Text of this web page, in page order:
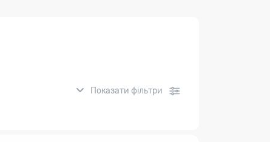
Показати фільтри